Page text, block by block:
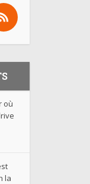
où
la